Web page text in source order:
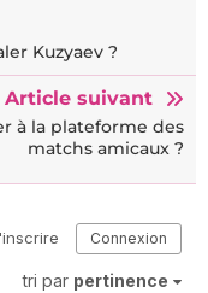
Kuzyaev ?
Article suivant
à la plateforme des
matchs amicaux ?